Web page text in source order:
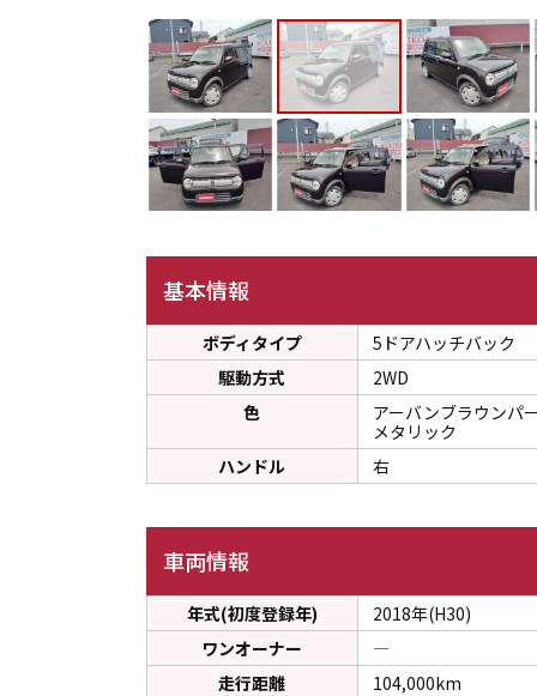
基本情報
ボディタイプ
5ドアハッチバック
駆動方式
2WD
色
アーバンブラウンパ
メタリック
ハンドル
右
車両情報
年式(初度登録年)
2018年(H30)
ワンオーナー
―
走行距離
104,000km